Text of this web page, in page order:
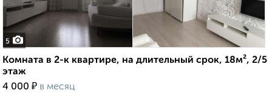
5
Комната в 2-к квартире, на длительный срок, 18м², 2/5
этаж
4 000 ₽ в месяц